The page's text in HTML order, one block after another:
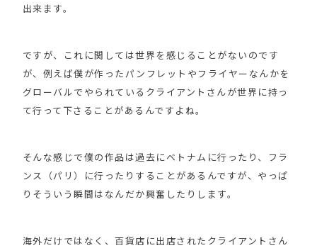
出来ます。
ですが、これに関しては世界を感じることがないのです
が、例えば僕が作ったパンフレットやフライヤーなんかを
グローバルでやられているクライアントさんが世界に持っ
て行って下さることがあるんですよね。
そんな感じで僕の作品は過去にベトナムに行ったり、フラ
ンス（パリ）に行ったりすることがあるんですが、やっぱ
りそういう瞬間はなんだか興奮したりします。
海外だけではなく、百貨店に出店されたクライアントさん